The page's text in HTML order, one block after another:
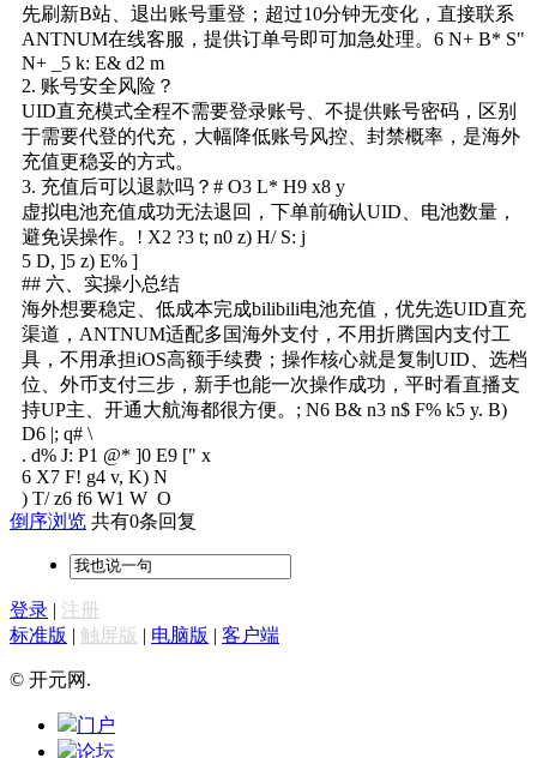
先刷新B站、退出账号重登；超过10分钟无变化，直接联系
ANTNUM在线客服，提供订单号即可加急处理。 6 N+ B* S"
N+ _5 k: E& d2 m
2. 账号安全风险？
UID直充模式全程不需要登录账号、不提供账号密码，区别
于需要代登的代充，大幅降低账号风控、封禁概率，是海外
充值更稳妥的方式。
3. 充值后可以退款吗？ # O3 L* H9 x8 y
虚拟电池充值成功无法退回，下单前确认UID、电池数量，
避免误操作。 ! X2 ?3 t; n0 z) H/ S: j
5 D, ]5 z) E% ]
## 六、实操小总结
海外想要稳定、低成本完成bilibili电池充值，优先选UID直充
渠道，ANTNUM适配多国海外支付，不用折腾国内支付工
具，不用承担iOS高额手续费；操作核心就是复制UID、选档
位、外币支付三步，新手也能一次操作成功，平时看直播支
持UP主、开通大航海都很方便。 ; N6 B& n3 n$ F% k5 y. B)
D6 |; q# \
. d% J: P1 @* ]0 E9 [" x
6 X7 F! g4 v, K) N
) T/ z6 f6 W1 W O
倒序浏览 共有0条回复
登录 | 注册
标准版 | 触屏版 | 电脑版 | 客户端
© 开元网.
门户
论坛